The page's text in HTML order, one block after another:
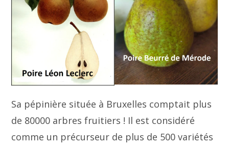
Sa pépinière située à Bruxelles comptait plus
de 80000 arbres fruitiers ! Il est considéré
comme un précurseur de plus de 500 variétés